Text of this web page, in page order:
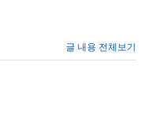
글 내용 전체보기